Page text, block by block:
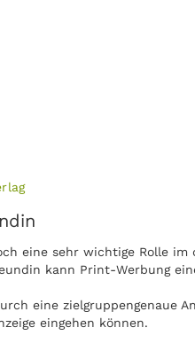
eine sehr wichtige Rolle
kann Print-Werbung
eine zielgruppengenaue
eingehen können.